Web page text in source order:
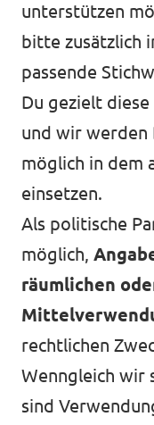
unterstützen
bitte zusätzlich
passende
Du gezielt
und wir werden
möglich in dem
einsetzen.
Als politische
möglich,
räumlichen
rechtlichen
Wenngleich wir
sind